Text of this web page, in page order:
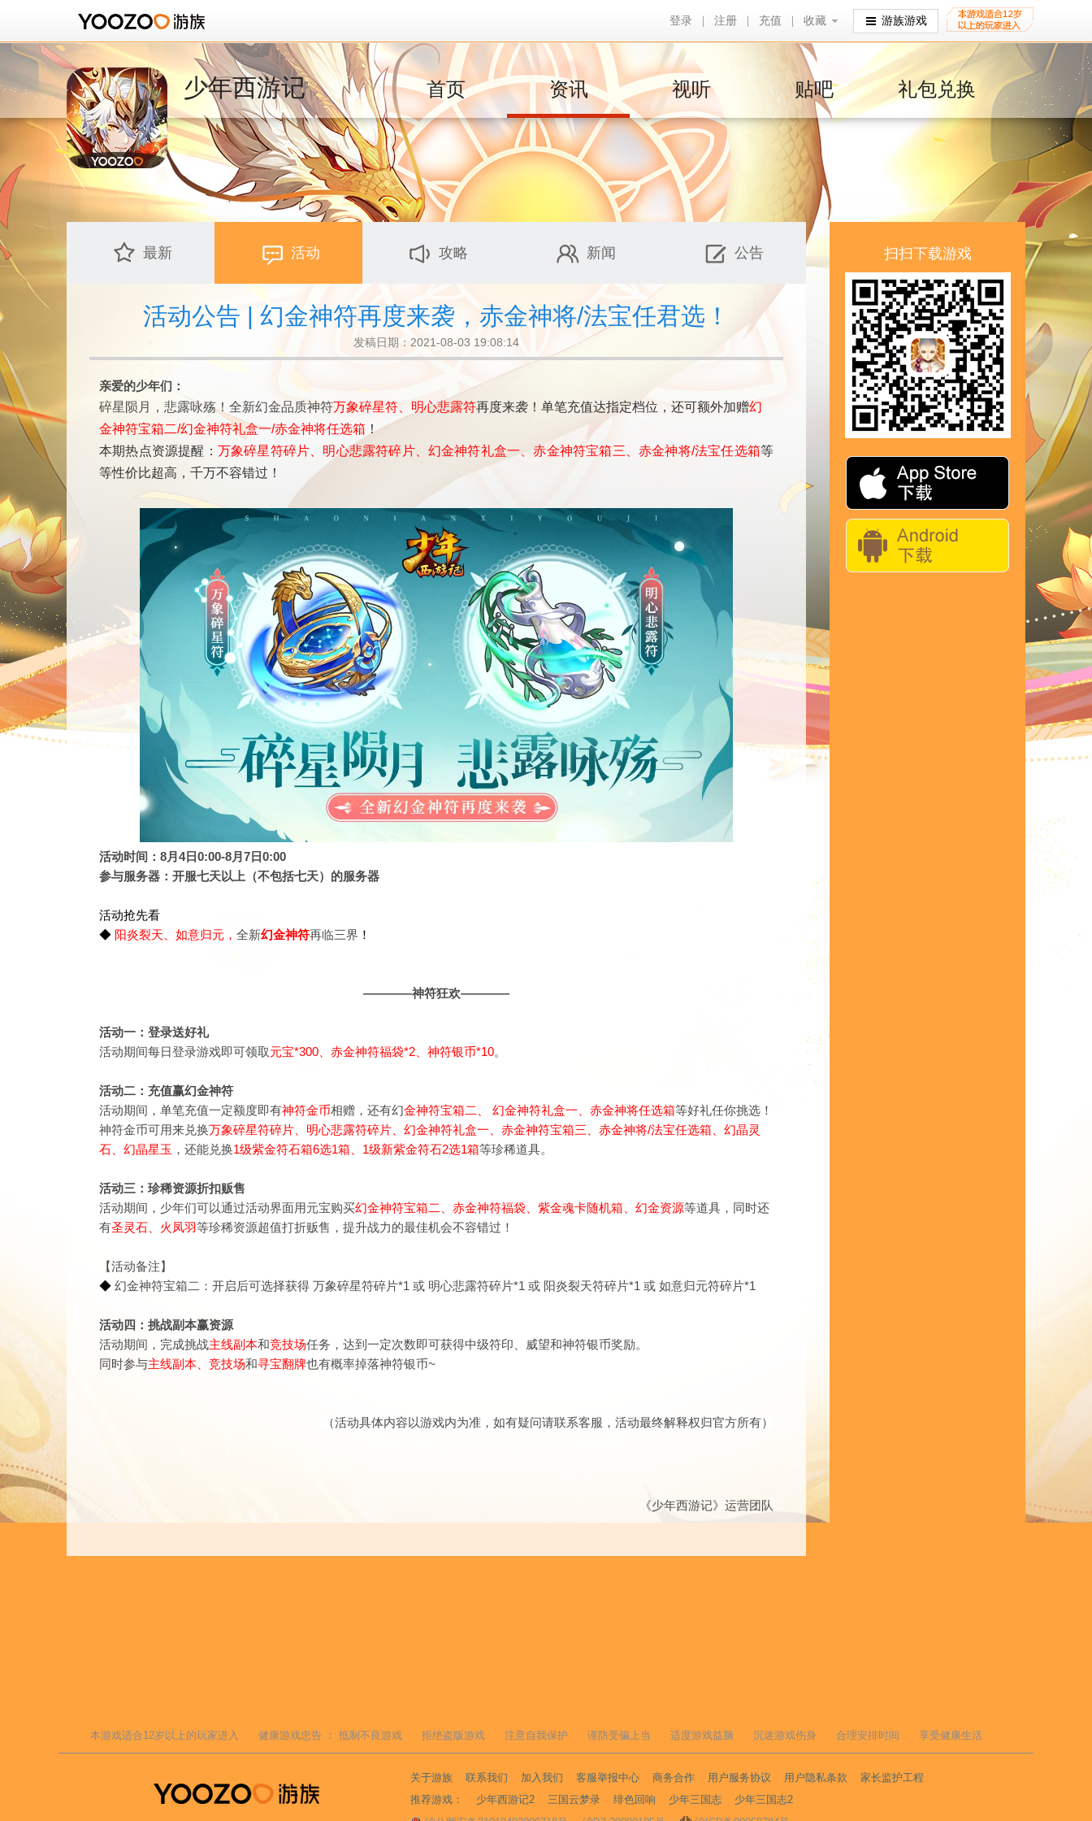
登录 注册 充值 收藏
收藏 游族游戏
少年西游记 首页 资讯 视听 贴吧 礼包兑换
最新 活动 攻略 新闻 公告
活动公告 | 幻金神符再度来袭，赤金神将/法宝任君选！
发稿日期：2021-08-03 19:08:14
亲爱的少年们：
碎星陨月，悲露咏殇！全新幻金品质神符万象碎星符、明心悲露符再度来袭！单笔充值达指定档位，还可额外加赠幻
金神符宝箱二/幻金神符礼盒一/赤金神将任选箱 ！
本期热点资源提醒： 万象碎星符碎片、明心悲露符碎片、幻金神符礼盒一、赤金神符宝箱三、赤金神将/法宝任选箱等
等性价比超高，千万不容错过！
活动时间：8月4日0:00-8月7日0:00
参与服务器：开服七天以上（不包括七天）的服务器
活动抢先看
◆ 阳炎裂天、如意归元， 全新幻金神符再临三界 ！
————神符狂欢————
活动一：登录送好礼
活动期间每日登录游戏即可领取元宝*300、赤金神符福袋*2、神符银币*10。
活动二：充值赢幻金神符
活动期间，单笔充值一定额度即有神符金币相赠，还有幻金神符宝箱二 幻金神符礼盒一 赤金神将任选箱等好礼任你挑选！
神符金币可用来兑换万象碎星符碎片、明心悲露符碎片、 幻金神符礼盒一、赤金神符宝箱三、 赤金神将/法宝任选箱 、幻晶灵
石、幻晶星玉 ，还能兑换1级紫金符石箱6选1箱、1级新紫金符石2选1箱等珍稀道具。
活动三：珍稀资源折扣贩售
活动期间，少年们可以通过活动界面用元宝购买幻金神符宝箱二 赤金神符福袋 、紫金魂卡随机箱、幻金资源等道具，同时还
有圣灵石、火凤羽等珍稀资源超值打折贩售，提升战力的最佳机会不容错过！
【活动备注】
◆ 幻金神符宝箱二：开启后可选择获得 万象碎星符碎片*1 或 明心悲露符碎片*1 或 阳炎裂天符碎片*1 或 如意归元符碎片*1
活动四：挑战副本赢资源
活动期间，完成挑战主线副本和竞技场任务，达到一定次数即可获得中级符印、威望和神符银币奖励。
​同时参与主线副本、竞技场和寻宝翻牌也有概率掉落神符银币~
（活动具体内容以游戏内为准，如有疑问请联系客服，活动最终解释权归官方所有）
《少年西游记》运营团队
扫扫下载游戏
本游戏适合12岁以上的玩家进入 健康游戏忠告 ： 抵制不良游戏 拒绝盗版游戏 注意自我保护 谨防受骗上当 适度游戏益脑 沉迷游戏伤身 合理安排时间 享受健康生活
关于游族 联系我们 加入我们 客服举报中心 商务合作 用户服务协议 用户隐私条款
家长监护工程
推荐游戏：
少年西游记2 三国云梦录 绯色回响 少年三国志
少年三国志2